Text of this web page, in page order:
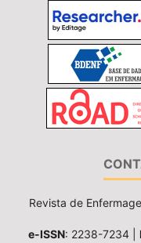
Revista de
e-ISSN: 2238-7234 |